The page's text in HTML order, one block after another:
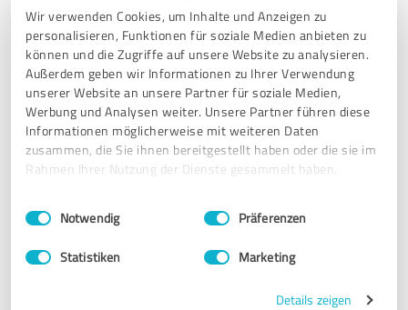
Wir verwenden Cookies, um Inhalte und Anzeigen zu
personalisieren, Funktionen für soziale Medien anbieten zu
können und die Zugriffe auf unsere Website zu analysieren.
Außerdem geben wir Informationen zu Ihrer Verwendung
unserer Website an unsere Partner für soziale Medien,
Werbung und Analysen weiter. Unsere Partner führen diese
Informationen möglicherweise mit weiteren Daten
zusammen, die Sie ihnen bereitgestellt haben oder die sie im
Rahmen Ihrer Nutzung der Dienste gesammelt haben.
Impressum Datenschutzbestimmungen
Einwilligungsauswahl
Notwendig Präferenzen
Statistiken Marketing
Details zeigen
Berlin - Praxis Diana Boettcher
27.12.2017 Mandy F.
5,00 von 5
SEHR GUT
Sehr einfühlsame und freundliche Art, gezielte und
herangeführt wird und somit auch besser nach einer